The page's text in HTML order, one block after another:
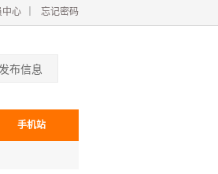
中心 忘记密码
布信息
手机站